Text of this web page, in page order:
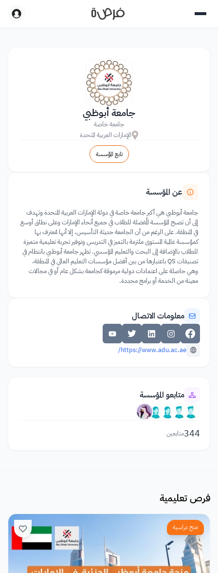
جامعة أبوظبي
جامعة خاصة
الإمارات العربية المتحدة
تابع المؤسسة
عن المؤسسة
جامعة أبوظبي هي أكبر جامعة خاصة في دولة الإمارات العربية المتحدة وتهدف
إلى أن تصبح المؤسسة المُفضلة للطلاب في جميع أنحاء الإمارات وعلى نطاق أوسع
في المنطقة. على الرغم من أن الجامعة حديثة التأسيس، إلا أنها مُعترف بها
كمؤسسة عالمية المستوى ملتزمة بالتميز في التدريس وتوفير تجربة تعليمية متميزة
للطلاب بالإضافة إلى البحث والتعليم المؤسسي. تظهر جامعة أبوظبي بانتظام في
تصنيفات QS باعتبارها من بين أفضل مؤسسات التعليم العالي في المنطقة،
وهي حاصلة على اعتمادات دولية مرموقة كجامعة بشكل عام أو في مجالات
معينة من الخدمة أو برامج محددة.
معلومات الاتصال
https://www.adu.ac.ae/
متابعو المؤسسة
344متابعين
فرص تعليمية
منح دراسية